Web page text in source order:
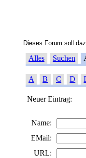
Dieses Forum soll
Alles Suchen
A B C D
Neuer Eintrag:
Name:
EMail:
URL: